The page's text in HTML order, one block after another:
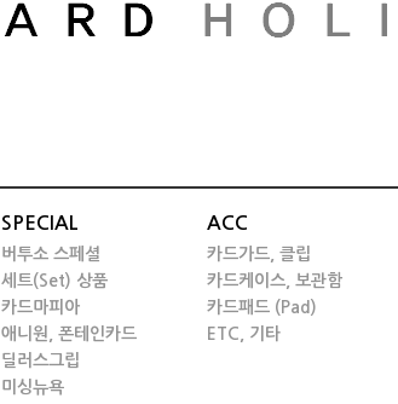
SPECIAL
버투소 스페셜
세트(Set) 상품
카드마피아
애니원, 폰테인카드
딜러스그립
미싱뉴욕
ACC
카드가드, 클립
카드케이스, 보관함
카드패드 (Pad)
ETC, 기타